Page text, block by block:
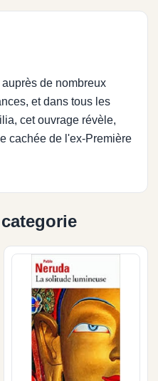
de nombreux
et dans tous les
cet ouvrage révèle,
cachée de l'ex-Première